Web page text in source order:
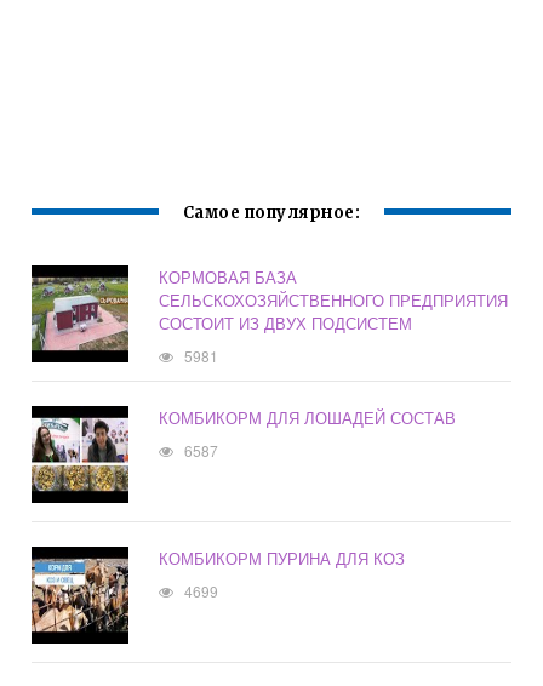
Самое популярное:
КОРМОВАЯ БАЗА
СЕЛЬСКОХОЗЯЙСТВЕННОГО ПРЕДПРИЯТИЯ
СОСТОИТ ИЗ ДВУХ ПОДСИСТЕМ
5981
КОМБИКОРМ ДЛЯ ЛОШАДЕЙ СОСТАВ
6587
КОМБИКОРМ ПУРИНА ДЛЯ КОЗ
4699